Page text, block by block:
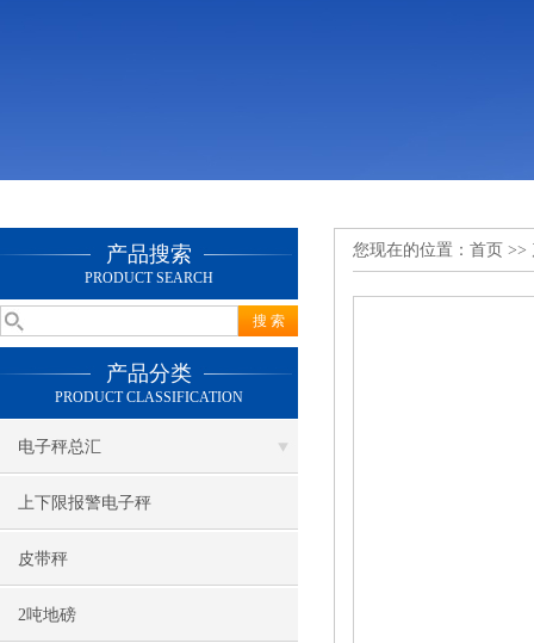
产品搜索
PRODUCT SEARCH
产品分类
PRODUCT CLASSIFICATION
电子秤总汇
上下限报警电子秤
皮带秤
2吨地磅
您现在的位置： 首页 >>